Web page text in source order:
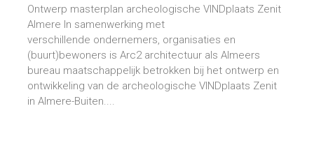
Ontwerp masterplan archeologische VINDplaats Zenit
Almere In samenwerking met
verschillende ondernemers, organisaties en
(buurt)bewoners is Arc2 architectuur als Almeers
bureau maatschappelijk betrokken bij het ontwerp en
ontwikkeling van de archeologische VINDplaats Zenit
in Almere-Buiten....